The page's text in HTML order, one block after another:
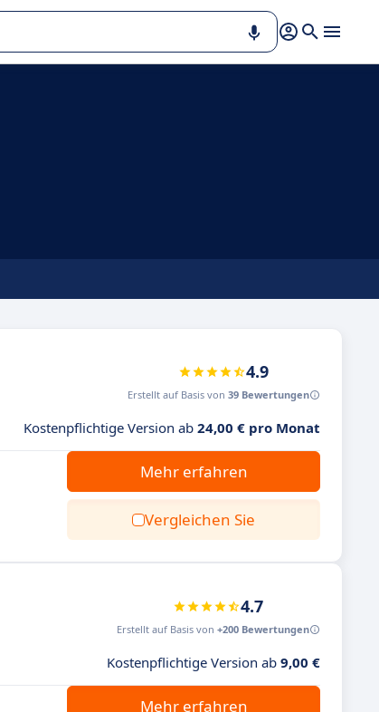
4.9
Erstellt auf Basis von 39 Bewertungen
Kostenpflichtige Version ab 24,00 € pro Monat
Mehr erfahren
Vergleichen Sie
4.7
Erstellt auf Basis von +200 Bewertungen
Kostenpflichtige Version ab 9,00 €
Mehr erfahren